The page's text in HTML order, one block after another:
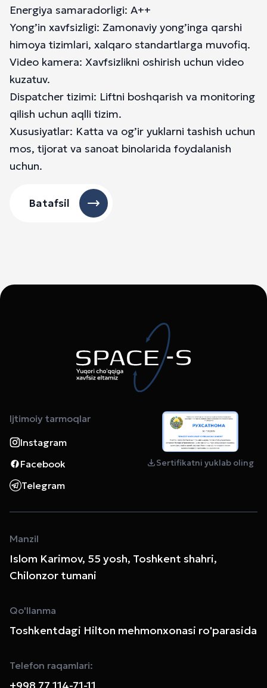
Energiya samaradorligi: A++
Yong’in xavfsizligi: Zamonaviy yong’inga qarshi
himoya tizimlari, xalqaro standartlarga muvofiq.
Video kamera: Xavfsizlikni oshirish uchun video
kuzatuv.
Dispatcher tizimi: Liftni boshqarish va monitoring
qilish uchun aqlli tizim.
Xususiyatlar: Katta va og’ir yuklarni tashish uchun
mos, tijorat va sanoat binolarida foydalanish
uchun.
Batafsil
Ijtimoiy tarmoqlar
Instagram
Facebook
Telegram
Sertifikatni yuklab oling
Manzil
Islom Karimov, 55 yosh, Toshkent shahri,
Chilonzor tumani
Qo'llanma
Toshkentdagi Hilton mehmonxonasi ro'parasida
Telefon raqamlari:
+998 77 114-71-11